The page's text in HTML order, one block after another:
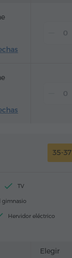
embotellada
35-
TV
gimnasio
Hervidor eléctrico
Elegir